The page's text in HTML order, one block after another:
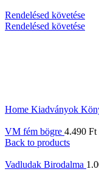
Rendelésed követése
Rendelésed követése
Home Kiadványok
VM fém bögre 4.490 Ft
Back to products
Vadludak Birodalma